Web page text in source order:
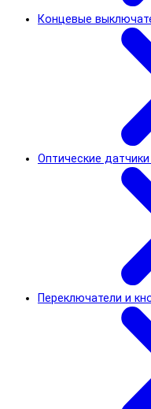
Концевые
Оптические
Переключатели и